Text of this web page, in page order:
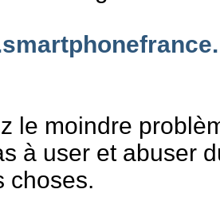
le moindre
à user et abuser
choses.